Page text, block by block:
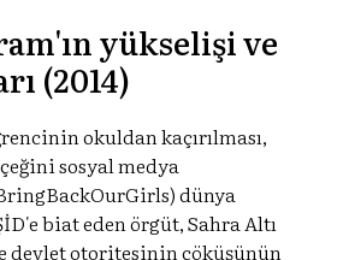
yükselişi ve
(2014)
okuldan kaçırılması,
sosyal medya
dünya
biat eden örgüt, Sahra Altı
devlet otoritesinin çöküşünün